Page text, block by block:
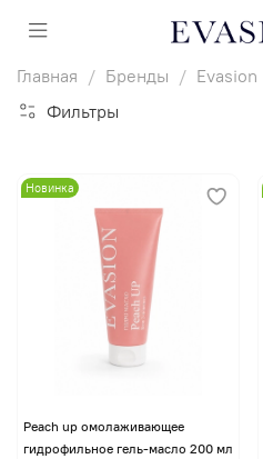
Главная Бренды Evasion
Фильтры
Новинка
Peach up омолаживающее
гидрофильное гель-масло 200 мл